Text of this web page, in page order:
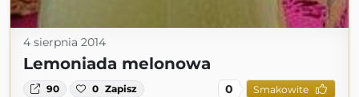
4 sierpnia 2014
Lemoniada melonowa
90 0 Zapisz 0 Smakowite